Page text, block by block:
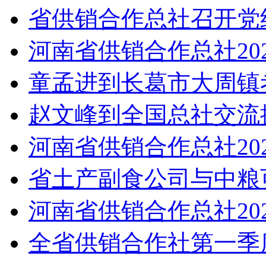
省供销合作总社召开
河南省供销合作总社
童孟进到长葛市大周
赵文峰到全国总社交
河南省供销合作总社
省土产副食公司与中
河南省供销合作总社
全省供销合作社第一